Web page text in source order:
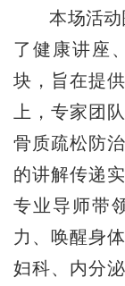
本场活动
了健康讲座
块，旨在提
上，专家团
骨质疏松防
的讲解传递
专业导师带
力、唤醒身
妇科、内分